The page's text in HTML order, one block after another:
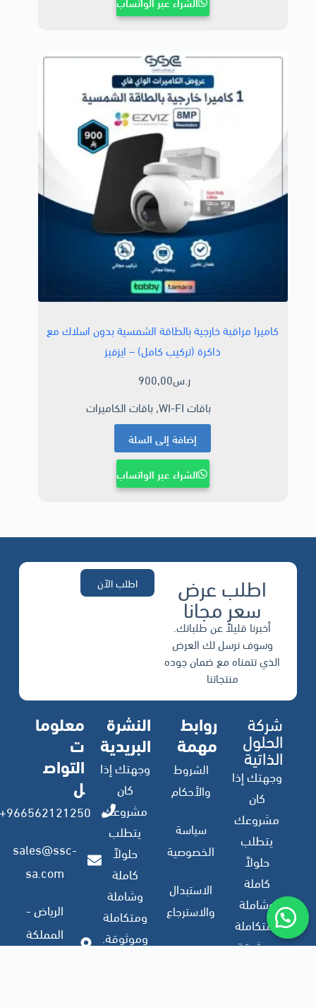
كاميرا مراقبة خارجية بالطاقة الشمسية بدون اسلاك مع
ذاكرة (تركيب كامل) – ايزفيز
900,00ر.س
باقات WI-FI
, باقات الكاميرات
إضافة إلى السلة
الشراء عبر الواتساب
اطلب عرض
سعر مجانا
أخبرنا قليلاً عن طلباتك.
وسوف نرسل لك العرض
الذي تتمناه مع ضمان جوده
منتجاتنا
اطلب الآن
شركة
الحلول
الذاتية
وجهتك إذا
كان
مشروعك
يتطلب
حلولاً
كاملة
وشاملة
ومتكاملة
وموثوقة.
روابط
مهمة
الشروط
والأحكام
سياسة
الخصوصية
الاستبدال
والاسترجاع
النشرة
البريدية
وجهتك إذا
كان
مشروعك
يتطلب
حلولاً
كاملة
وشاملة
ومتكاملة
وموثوقة.
معلوما
ت
التواص
ل
966562121250+
sales@ssc-
sa.com
الرياض -
المملكة